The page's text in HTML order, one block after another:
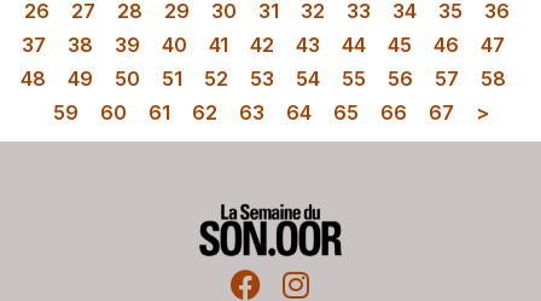
26
27 28 29 30 31 32 33 34 35
36
37
38 39 40 41 42 43 44 45 46
47
48
49 50 51 52 53 54 55 56 57
58
59
60 61 62 63 64 65 66 67 >